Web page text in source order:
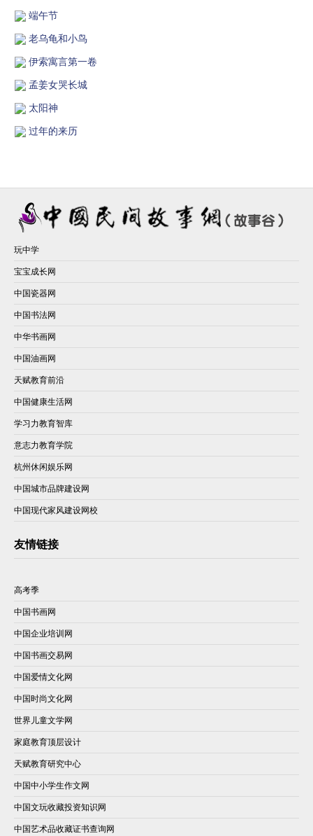
端午节
老乌龟和小鸟
伊索寓言第一卷
孟姜女哭长城
太阳神
过年的来历
玩中学
宝宝成长网
中国瓷器网
中国书法网
中华书画网
中国油画网
天赋教育前沿
中国健康生活网
学习力教育智库
意志力教育学院
杭州休闲娱乐网
中国城市品牌建设网
中国现代家风建设网校
友情链接
高考季
中国书画网
中国企业培训网
中国书画交易网
中国爱情文化网
中国时尚文化网
世界儿童文学网
家庭教育顶层设计
天赋教育研究中心
中国中小学生作文网
中国文玩收藏投资知识网
中国艺术品收藏证书查询网